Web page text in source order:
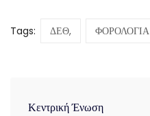
Tags: ΔΕΘ, ΦΟΡΟΛΟΓΙΑ
Κεντρική Ένωση